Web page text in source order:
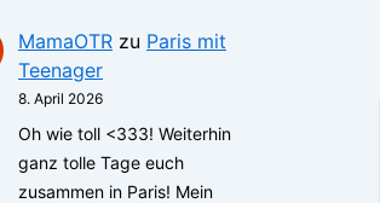
MamaOTR zu Paris mit
Teenager
8. April 2026
Oh wie toll <333! Weiterhin
ganz tolle Tage euch
zusammen in Paris! Mein